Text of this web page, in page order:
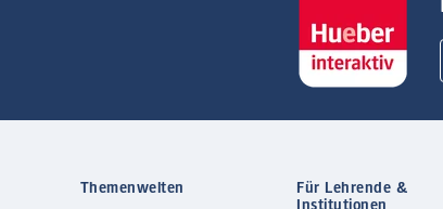
Themenwelten
Für Lehrende &
Institutionen